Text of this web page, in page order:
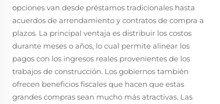
opciones van desde préstamos tradicionales hasta
acuerdos de arrendamiento y contratos de compra a
plazos. La principal ventaja es distribuir los costos
durante meses o años, lo cual permite alinear los
pagos con los ingresos reales provenientes de los
trabajos de construcción. Los gobiernos también
ofrecen beneficios fiscales que hacen que estas
grandes compras sean mucho más atractivas. Las